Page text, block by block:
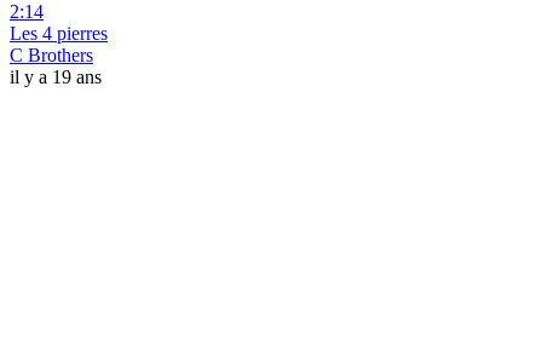
2:14
Les 4 pierres
C Brothers
il y a 19 ans